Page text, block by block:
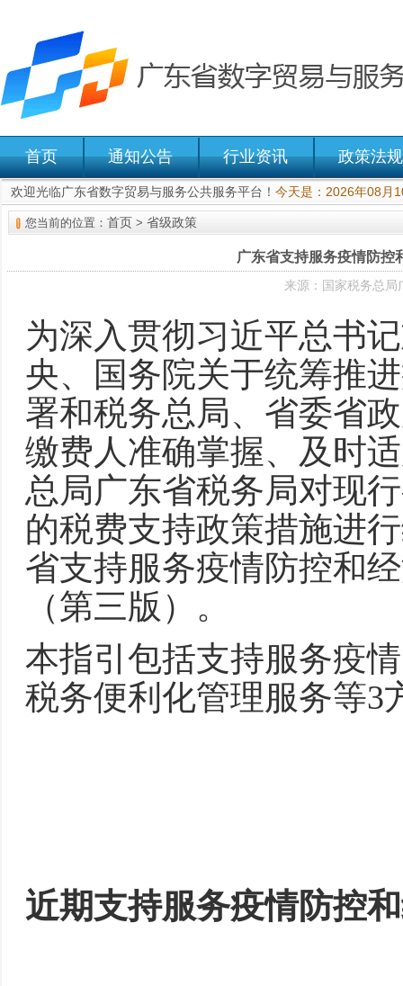
首页 通知公告 行业资讯 政策法规
欢迎光临广东省数字贸易与服务公共服务平台！ 今天是：2026年08月
您当前的位置： 首页 > 省级政策
广东省支持服务疫情防控
来源：国家税务总
为深入贯彻习近平总书
央、国务院关于统筹推
署和税务总局、省委省
缴费人准确掌握、及时
总局广东省税务局对现
的税费支持政策措施进
省支持服务疫情防控和
（第三版）。
本指引包括支持服务疫
税务便利化管理服务等3
近期支持服务疫情防控